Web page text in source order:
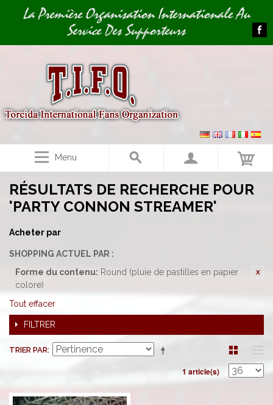
Image 01La Première Organisation Internationale Au
Service Des Supporteurs
Menu
RÉSULTATS DE RECHERCHE POUR
'PARTY CONNON STREAMER'
Acheter par
SHOPPING ACTUEL PAR :
Forme du contenu: Round (pluie de pastilles en papier
colore)
Tout effacer
FILTRER
TRIER PAR
1 article(s)